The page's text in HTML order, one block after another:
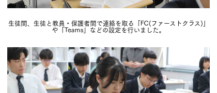
生徒間、生徒と教員・保護者間で連絡を取る「FC(ファーストクラス)」
や「Teams」などの設定を行いました。